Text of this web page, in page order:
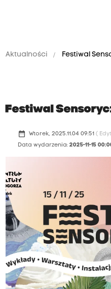
Aktualności Festiwal
Festiwal
date_range Wtorek, 2025.11.04 09:51 (
Data wydarzenia: 2025-11-15